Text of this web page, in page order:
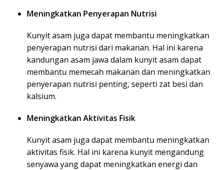
Meningkatkan Penyerapan Nutrisi
Kunyit asam juga dapat membantu meningkatkan
penyerapan nutrisi dari makanan. Hal ini karena
kandungan asam jawa dalam kunyit asam dapat
membantu memecah makanan dan meningkatkan
penyerapan nutrisi penting, seperti zat besi dan
kalsium.
Meningkatkan Aktivitas Fisik
Kunyit asam juga dapat membantu meningkatkan
aktivitas fisik. Hal ini karena kunyit mengandung
senyawa yang dapat meningkatkan energi dan